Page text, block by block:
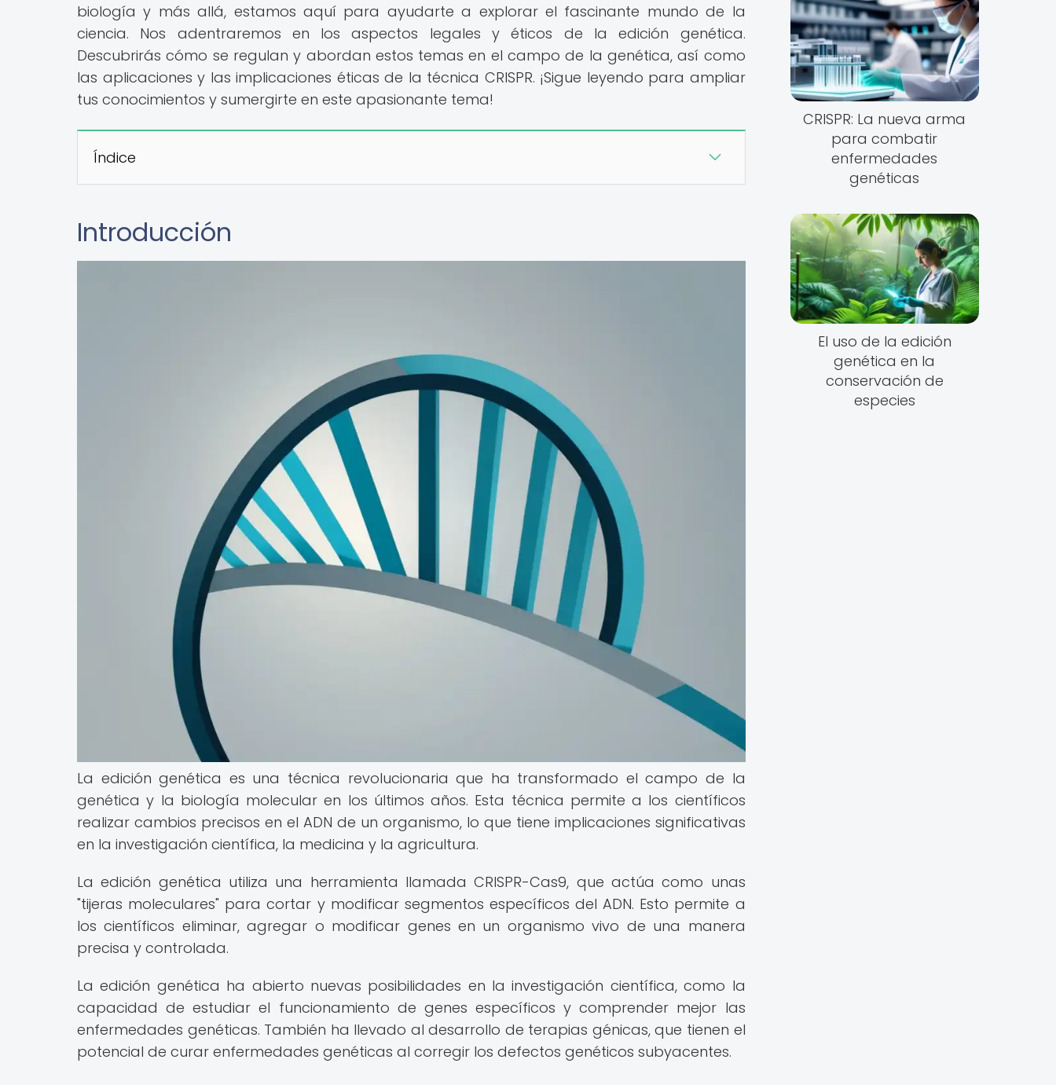
biología y más allá, estamos aquí para ayudarte a explorar el fascinante mundo de la
ciencia. Nos adentraremos en los aspectos legales y éticos de la edición genética.
Descubrirás cómo se regulan y abordan estos temas en el campo de la genética, así como
las aplicaciones y las implicaciones éticas de la técnica CRISPR. ¡Sigue leyendo para ampliar
tus conocimientos y sumergirte en este apasionante tema!
Índice
Introducción
La edición genética es una técnica revolucionaria que ha transformado el campo de la
genética y la biología molecular en los últimos años. Esta técnica permite a los científicos
realizar cambios precisos en el ADN de un organismo, lo que tiene implicaciones significativas
en la investigación científica, la medicina y la agricultura.
La edición genética utiliza una herramienta llamada CRISPR-Cas9, que actúa como unas
"tijeras moleculares" para cortar y modificar segmentos específicos del ADN. Esto permite a
los científicos eliminar, agregar o modificar genes en un organismo vivo de una manera
precisa y controlada.
La edición genética ha abierto nuevas posibilidades en la investigación científica, como la
capacidad de estudiar el funcionamiento de genes específicos y comprender mejor las
enfermedades genéticas. También ha llevado al desarrollo de terapias génicas, que tienen el
potencial de curar enfermedades genéticas al corregir los defectos genéticos subyacentes.
CRISPR: La nueva arma
para combatir
enfermedades
genéticas
El uso de la edición
genética en la
conservación de
especies